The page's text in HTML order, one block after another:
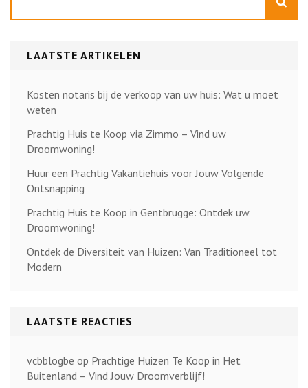
LAATSTE ARTIKELEN
Kosten notaris bij de verkoop van uw huis: Wat u moet
weten
Prachtig Huis te Koop via Zimmo – Vind uw
Droomwoning!
Huur een Prachtig Vakantiehuis voor Jouw Volgende
Ontsnapping
Prachtig Huis te Koop in Gentbrugge: Ontdek uw
Droomwoning!
Ontdek de Diversiteit van Huizen: Van Traditioneel tot
Modern
LAATSTE REACTIES
vcbblogbe op Prachtige Huizen Te Koop in Het
Buitenland – Vind Jouw Droomverblijf!